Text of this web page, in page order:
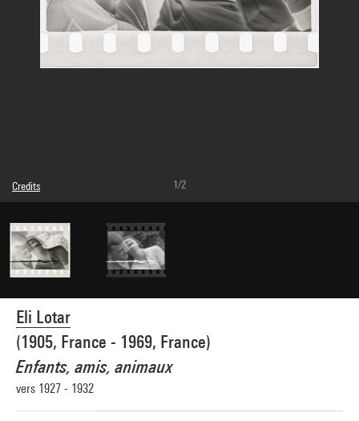
Eli Lotar
(1905, France - 1969, France)
Enfants, amis, animaux
vers 1927 - 1932
Credits
© Eli Lotar
Image reference : 4G26975
Image presentation :
GrandPalaisRmnPhoto
1/2